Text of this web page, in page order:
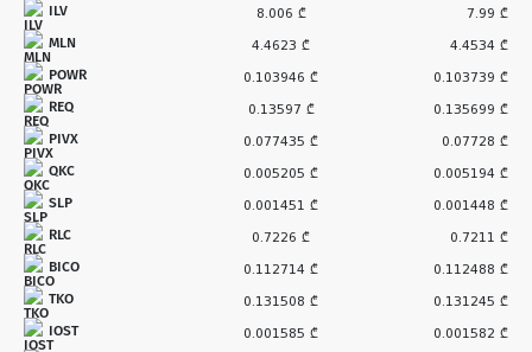
ILV 8.006 ₾ 7.99 ₾
MLN 4.4623 ₾ 4.4534 ₾
POWR 0.103946 ₾ 0.103739 ₾
REQ 0.13597 ₾ 0.135699 ₾
PIVX 0.077435 ₾ 0.07728 ₾
QKC 0.005205 ₾ 0.005194 ₾
SLP 0.001451 ₾ 0.001448 ₾
RLC 0.7226 ₾ 0.7211 ₾
BICO 0.112714 ₾ 0.112488 ₾
TKO 0.131508 ₾ 0.131245 ₾
IOST 0.001585 ₾ 0.001582 ₾